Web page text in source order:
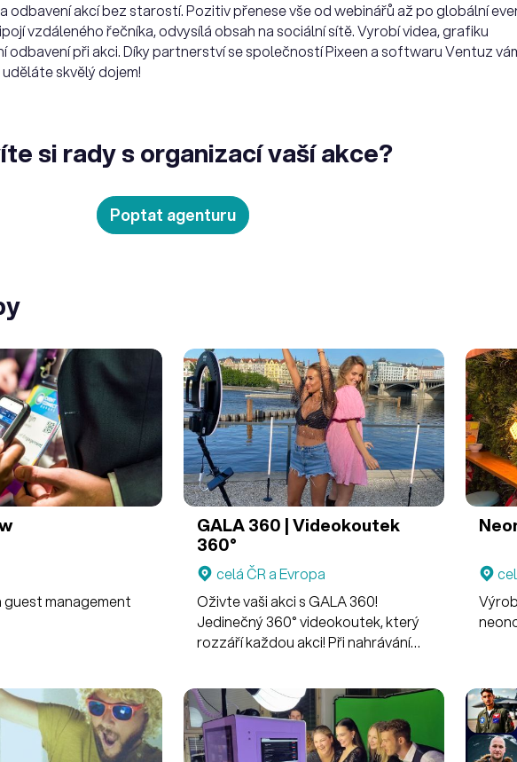
odbavení akcí bez starostí. Pozitiv přenese vše od webinářů až po globální
vzdáleného řečníka, odvysílá obsah na sociální sítě. Vyrobí videa, grafiku
odbavení při akci. Díky partnerství se společností Pixeen a softwaru Ventuz
skvělý dojem!
si rady s organizací vaší akce?
Poptat agenturu
guest management
GALA 360 | Videokoutek
360°
celá ČR a Evropa
Oživte vaši akci s GALA 360!
Jedinečný 360° videokoutek, který
rozzáří každou akci! Při nahrávání
zážitky z akce a vytvořit
nezapomenutelné vzpomínky v
podobě krásných videí. Nabízí